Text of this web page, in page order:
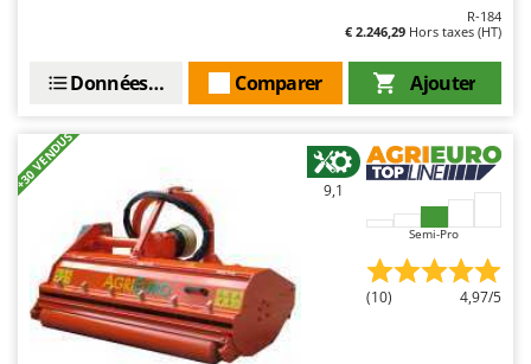
Tenco
Titania
Tornado
Tre Spade
Trev - Abrek - TecnoVIR
Trotec
Troy-Bilt
R-184
€ 2.246,29 Hors taxes (HT)
Ajouter
Comparer
Données techniques
+30 VENDUS 9,1
Semi-Pro
(10) 4,97/5